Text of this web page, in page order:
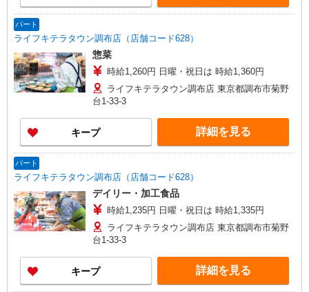
パート
ライフキテラタウン調布店（店舗コード628）
惣菜
時給1,260円 日曜・祝日は 時給1,360円
ライフキテラタウン調布店 東京都調布市菊野
台1-33-3
キープ 詳細を見る
パート
ライフキテラタウン調布店（店舗コード628）
デイリー・加工食品
時給1,235円 日曜・祝日は 時給1,335円
ライフキテラタウン調布店 東京都調布市菊野
台1-33-3
キープ 詳細を見る